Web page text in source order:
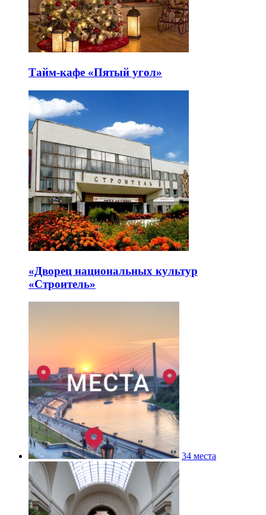
Тайм-кафе «Пятый угол»
«Дворец национальных культур
«Строитель»
34 места